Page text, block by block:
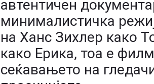
автентичен
минималистичка
на Ханс Зихлер како
како Ерика, тоа е
сеќавањето на